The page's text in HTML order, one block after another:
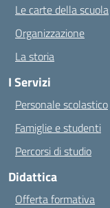
Le carte della scuola
Organizzazione
La storia
I Servizi
Personale scolastico
Famiglie e studenti
Percorsi di studio
Didattica
Offerta formativa